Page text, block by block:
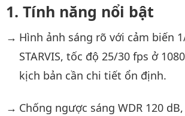
Tính năng nổi bật
Hình ảnh sáng rõ với cảm biến
STARVIS, tốc độ 25/30 fps ở
kịch bản cần chi tiết ổn định.
Chống ngược sáng WDR 120